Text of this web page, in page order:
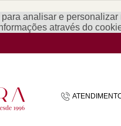
analisar e
através do